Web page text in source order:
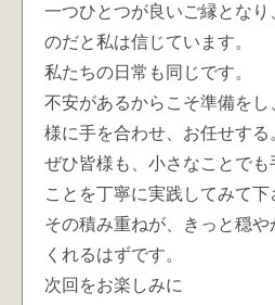
一つひとつが良いご縁となり
のだと私は信じています。
私たちの日常も同じです。
不安があるからこそ準備を
様に手を合わせ、お任せする
ぜひ皆様も、小さなことでも
ことを丁寧に実践してみて下
その積み重ねが、きっと穏
くれるはずです。
次回をお楽しみに